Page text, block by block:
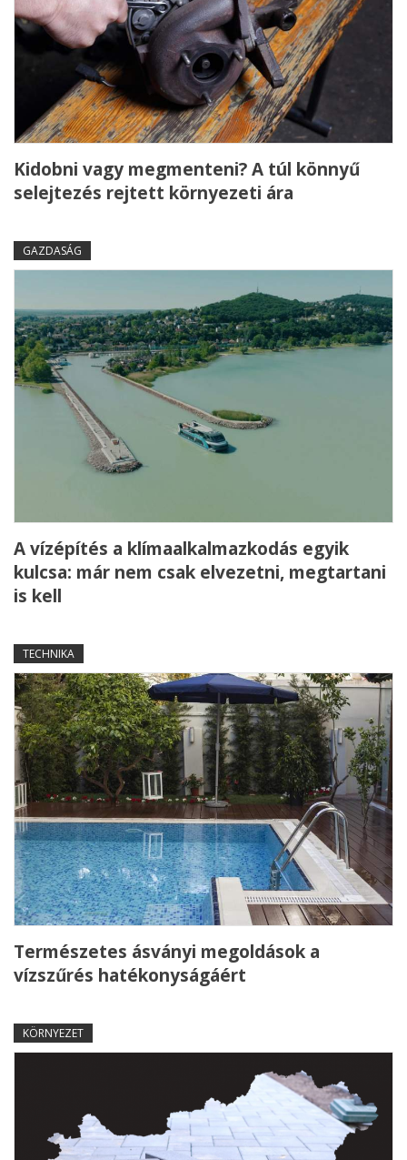
Kidobni vagy megmenteni? A túl könnyű
selejtezés rejtett környezeti ára
GAZDASÁG
A vízépítés a klímaalkalmazkodás egyik
kulcsa: már nem csak elvezetni, megtartani
is kell
TECHNIKA
Természetes ásványi megoldások a
vízszűrés hatékonyságáért
KÖRNYEZET